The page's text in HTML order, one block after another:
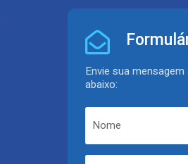
Envie sua
abaixo: